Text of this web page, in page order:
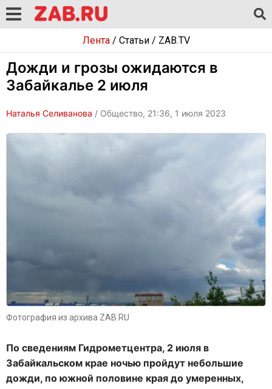
Лента/ Статьи/ ZAB.TV
Дожди и грозы ожидаются в
Забайкалье 2 июля
Наталья Селиванова / Общество, 21:36, 1 июля 2023
Фотография из архива ZAB.RU
По сведениям Гидрометцентра, 2 июля в
Забайкальском крае ночью пройдут небольшие
дожди, по южной половине края до умеренных,